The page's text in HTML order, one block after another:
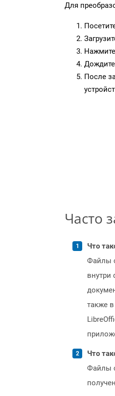
Для
После
Часто
Что
Файлы
внутри
также
Что
Файлы